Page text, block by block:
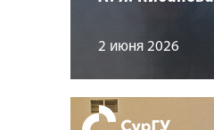
2 июня 2026